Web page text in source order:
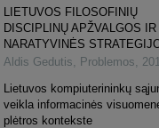
LIETUVOS FILOSOFINIŲ
DISCIPLINŲ APŽVALGOS
NARATYVINĖS
Aldis Gedutis, Problemos,
Lietuvos kompiuterininkų
veikla informacinės
plėtros kontekste